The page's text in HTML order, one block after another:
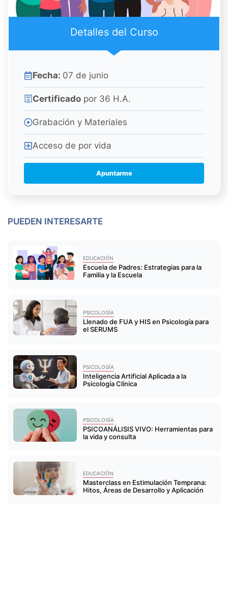
Detalles del Curso
Fecha: 07 de junio
Certificado por 36 H.A.
Grabación y Materiales
Acceso de por vida
Apuntarme
PUEDEN INTERESARTE
EDUCACIÓN
Escuela de Padres: Estrategias para la
Familia y la Escuela
PSICOLOGÍA
Llenado de FUA y HIS en Psicología para
el SERUMS
PSICOLOGÍA
Inteligencia Artificial Aplicada a la
Psicología Clínica
PSICOLOGÍA
PSICOANÁLISIS VIVO: Herramientas para
la vida y consulta
EDUCACIÓN
Masterclass en Estimulación Temprana:
Hitos, Áreas de Desarrollo y Aplicación